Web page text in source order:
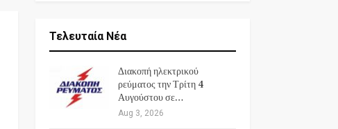
Τελευταία Νέα
Διακοπή ηλεκτρικού
ρεύματος την Τρίτη 4
Αυγούστου σε…
Aug 3, 2026